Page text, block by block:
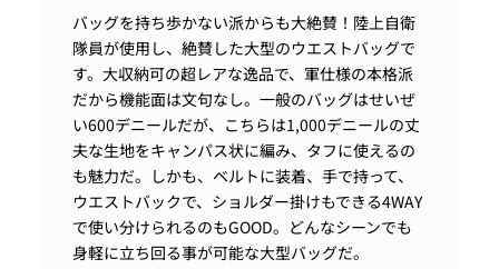
バッグを持ち歩かない派からも大絶賛！陸上自衛
隊員が使用し、絶賛した大型のウエストバッグで
す。大収納可の超レアな逸品で、軍仕様の本格派
だから機能面は文句なし。一般のバッグはせいぜ
い600デニールだが、こちらは1,000デニールの丈
夫な生地をキャンパス状に編み、タフに使えるの
も魅力だ。しかも、ベルトに装着、手で持って、
ウエストバックで、ショルダー掛けもできる4WAY
で使い分けられるのもGOOD。どんなシーンでも
身軽に立ち回る事が可能な大型バッグだ。